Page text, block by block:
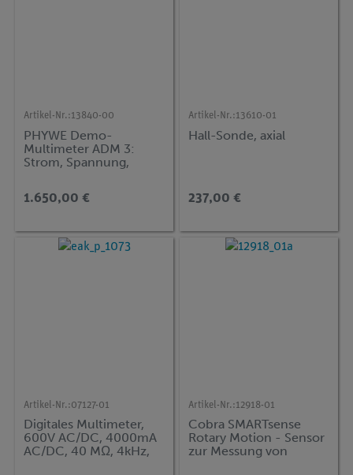
Artikel-Nr.:13840-00
PHYWE Demo-
Multimeter ADM 3:
Strom, Spannung,
Temperatur
1.650,00 €
Artikel-Nr.:13610-01
Hall-Sonde, axial
237,00 €
Artikel-Nr.:07127-01
Digitales Multimeter,
600V AC/DC, 4000mA
AC/DC, 40 MΩ, 4kHz,
Artikel-Nr.:12918-01
Cobra SMARTsense
Rotary Motion - Sensor
zur Messung von